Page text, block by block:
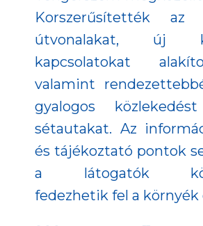
Korszerűsítették az
útvonalakat, új
kapcsolatokat
valamint
gyalogos
sétautakat. Az
és tájékoztató pontok
a látogatók
fedezhetik fel a